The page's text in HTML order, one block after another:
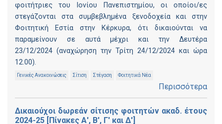
φοιτήτριες του Ιονίου Πανεπιστημίου, οι οποίοι/ες
στεγάζονται στα συμβεβλημένα ξενοδοχεία και στην
Φοιτητική Εστία στην Κέρκυρα, ότι δικαιούνται να
παραμείνουν σε αυτά μέχρι και την Δευτέρα
23/12/2024 (αναχώρηση την Τρίτη 24/12/2024 και ώρα
12.00).
Γενικές Ανακοινώσεις Σίτιση Στέγαση Φοιτητικά Νέα
Περισσότερα
Δικαιούχοι δωρεάν σίτισης φοιτητών ακαδ. έτους
2024-25 [Πίνακες Α', Β', Γ' και Δ']